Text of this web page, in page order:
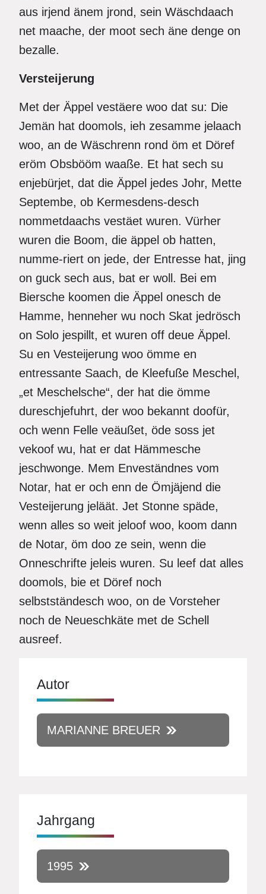
aus irjend änem jrond, sein Wäschdaach
net maache, der moot sech äne denge on
bezalle.
Versteijerung
Met der Äppel vestäere woo dat su: Die
Jemän hat doomols, ieh zesamme jelaach
woo, an de Wäschrenn rond öm et Döref
eröm Obsbööm waaße. Et hat sech su
enjebürjet, dat die Äppel jedes Johr, Mette
Septembe, ob Kermesdens-desch
nommetdaachs vestäet wuren. Vürher
wuren die Boom, die äppel ob hatten,
numme-riert on jede, der Entresse hat, jing
on guck sech aus, bat er woll. Bei em
Biersche koomen die Äppel onesch de
Hamme, henneher wu noch Skat jedrösch
on Solo jespillt, et wuren off deue Äppel.
Su en Vesteijerung woo ömme en
entressante Saach, de Kleefuße Meschel,
„et Meschelsche“, der hat die ömme
dureschjefuhrt, der woo bekannt doofür,
och wenn Felle veäußet, öde soss jet
vekoof wu, hat er dat Hämmesche
jeschwonge. Mem Enveständnes vom
Notar, hat er och enn de Ömjäjend die
Vesteijerung jeläät. Jet Stonne späde,
wenn alles so weit jeloof woo, koom dann
de Notar, öm doo ze sein, wenn die
Onneschrifte jeleis wuren. Su leef dat alles
doomols, bie et Döref noch
selbstständesch woo, on de Vorsteher
noch de Neueschkäte met de Schell
ausreef.
Autor
MARIANNE BREUER
Jahrgang
1995